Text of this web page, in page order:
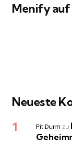
Menify auf
Neueste
Pit Durm zu